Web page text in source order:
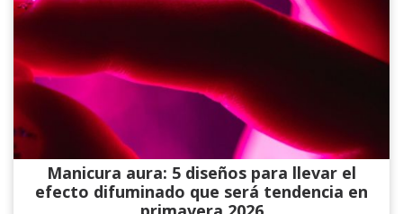
Manicura aura: 5 diseños para llevar el
efecto difuminado que será tendencia en